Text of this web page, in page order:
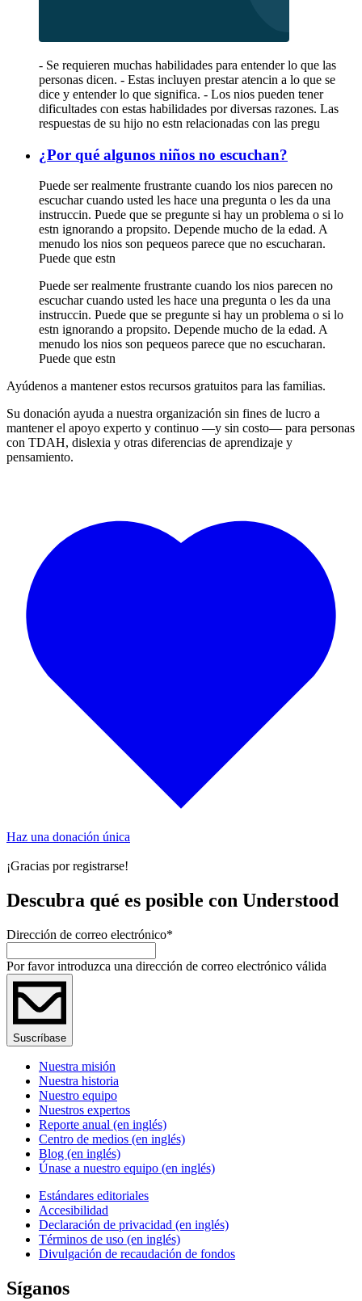
- Se requieren muchas habilidades para entender lo que las
personas dicen. - Estas incluyen prestar atencin a lo que se
dice y entender lo que significa. - Los nios pueden tener
dificultades con estas habilidades por diversas razones. Las
respuestas de su hijo no estn relacionadas con las pregu
¿Por qué algunos niños no escuchan?
Puede ser realmente frustrante cuando los nios parecen no
escuchar cuando usted les hace una pregunta o les da una
instruccin. Puede que se pregunte si hay un problema o si lo
estn ignorando a propsito. Depende mucho de la edad. A
menudo los nios son pequeos parece que no escucharan.
Puede que estn
Puede ser realmente frustrante cuando los nios parecen no
escuchar cuando usted les hace una pregunta o les da una
instruccin. Puede que se pregunte si hay un problema o si lo
estn ignorando a propsito. Depende mucho de la edad. A
menudo los nios son pequeos parece que no escucharan.
Puede que estn
Ayúdenos a mantener estos recursos gratuitos para las familias.
Su donación ayuda a nuestra organización sin fines de lucro a
mantener el apoyo experto y continuo —y sin costo— para personas
con TDAH, dislexia y otras diferencias de aprendizaje y
pensamiento.
Haz una donación única
¡Gracias por registrarse!
Descubra qué es posible con Understood
Dirección de correo electrónico*
Por favor introduzca una dirección de correo electrónico válida
Suscríbase
Nuestra misión
Nuestra historia
Nuestro equipo
Nuestros expertos
Reporte anual (en inglés)
Centro de medios (en inglés)
Blog (en inglés)
Únase a nuestro equipo (en inglés)
Estándares editoriales
Accesibilidad
Declaración de privacidad (en inglés)
Términos de uso (en inglés)
Divulgación de recaudación de fondos
Síganos